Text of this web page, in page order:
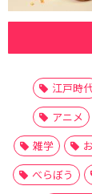
江戸時
アニメ
雑学
べらぼう